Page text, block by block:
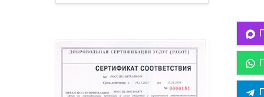
оборудования, приборов эл. техники